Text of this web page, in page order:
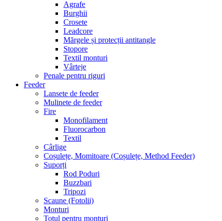
Agrafe
Burghii
Crosete
Leadcore
Mărgele și protecții antitangle
Stopore
Textil monturi
Vârteje
Penale pentru riguri
Feeder
Lansete de feeder
Mulinete de feeder
Fire
Monofilament
Fluorocarbon
Textil
Cârlige
Coșulețe, Momitoare (Coșulețe, Method Feeder)
Suporți
Rod Poduri
Buzzbari
Tripozi
Scaune (Fotolii)
Monturi
Totul pentru monturi